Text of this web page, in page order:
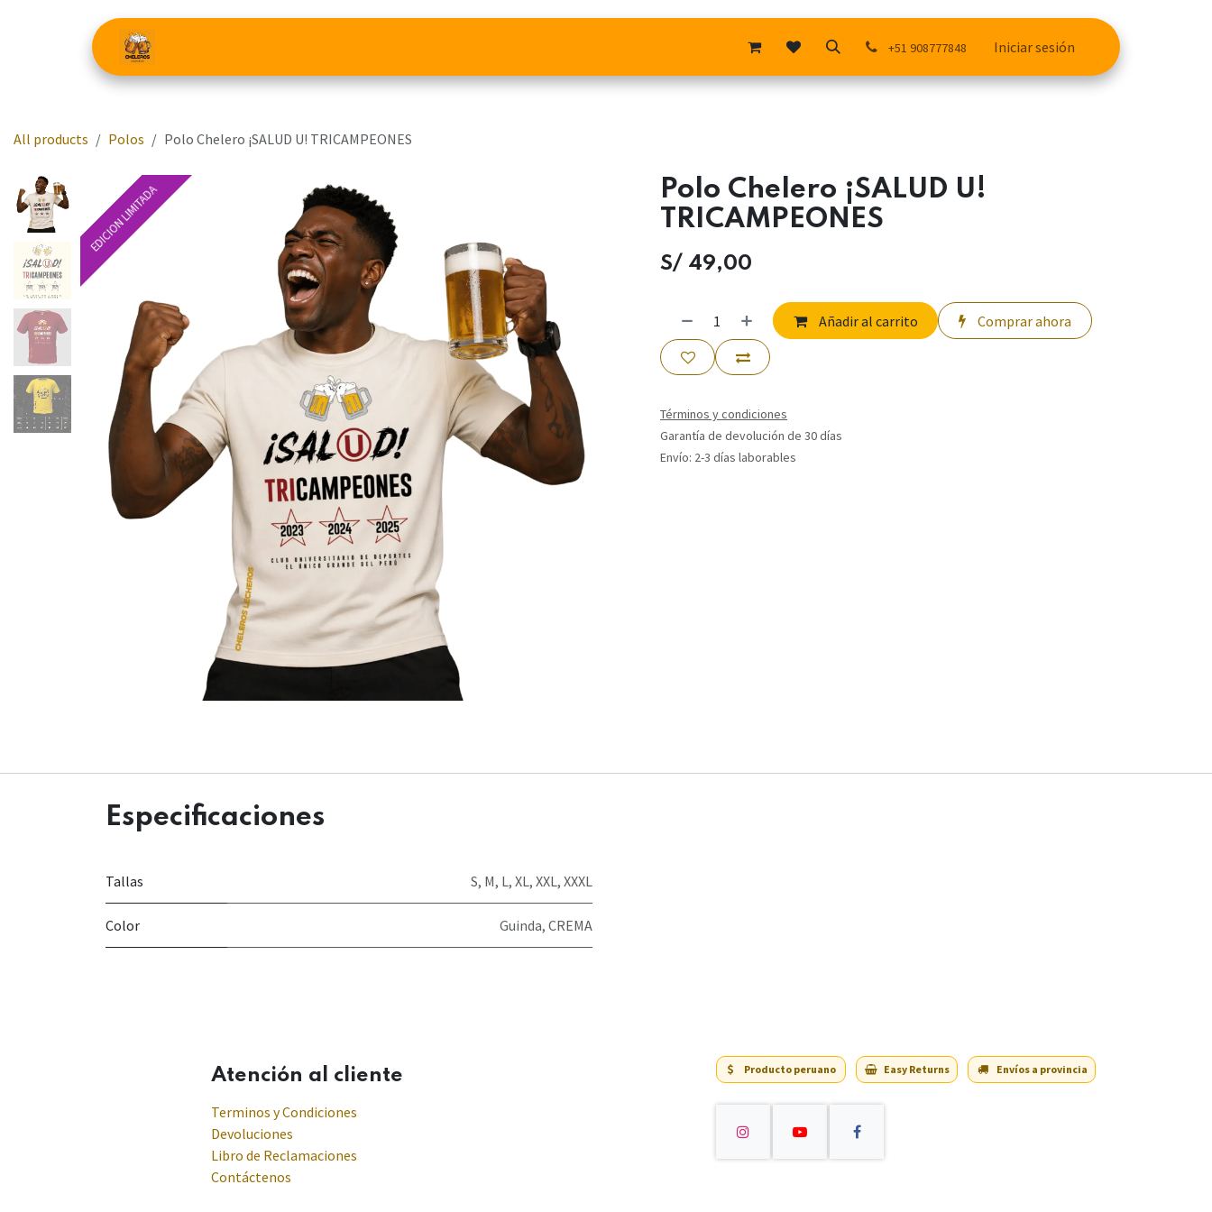
+51 908777848 Iniciar sesión
All products Polos Polo Chelero ¡SALUD U! TRICAMPEONES
EDICION LIMITADA
EDICION LIMITADA
Polo Chelero ¡SALUD U!
TRICAMPEONES
S/ 49,00
Añadir al carrito Comprar ahora
Términos y condiciones
Garantía de devolución de 30 días
Envío: 2-3 días laborables
Especificaciones
Tallas S, M, L, XL, XXL, XXXL
Color Guinda, CREMA
Producto peruano Easy Returns Envíos a provincia
Atención al cliente
Terminos y Condiciones
Devoluciones
Libro de Reclamaciones
Contáctenos